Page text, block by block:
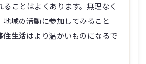
ることはよくあります。無理なく
地域の活動に参加してみること
住生活はより温かいものになるで